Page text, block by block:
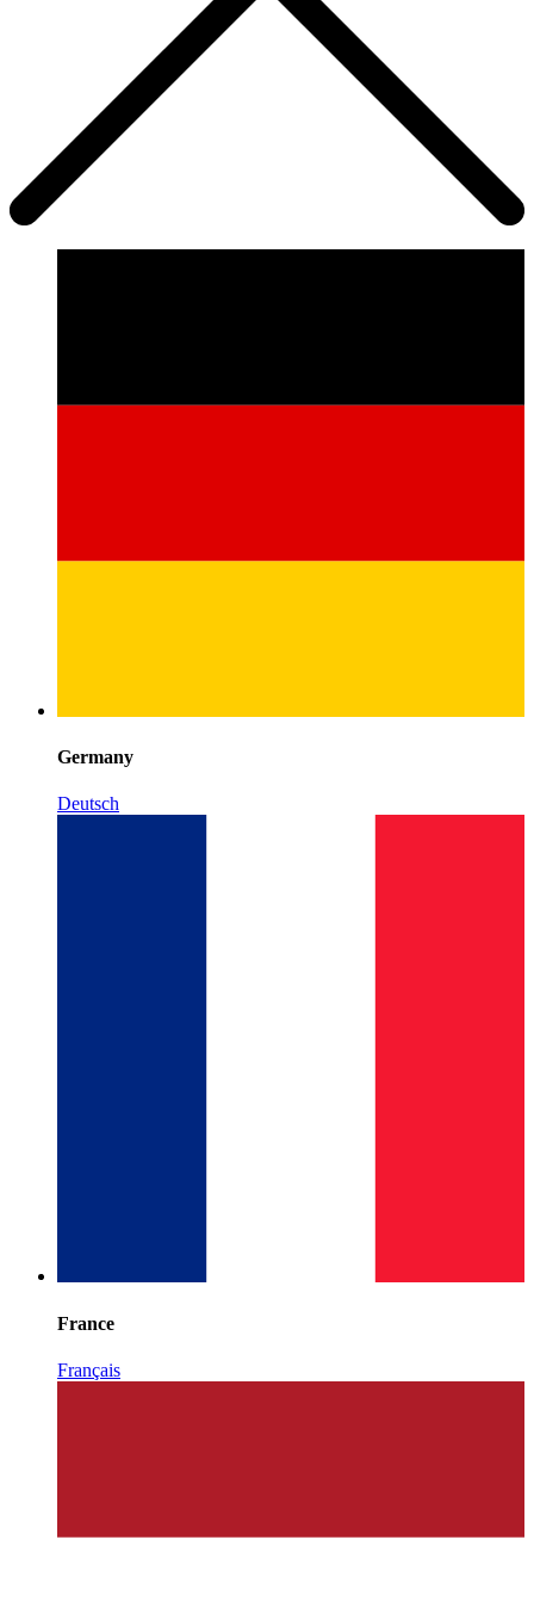
Germany
Deutsch
France
Français